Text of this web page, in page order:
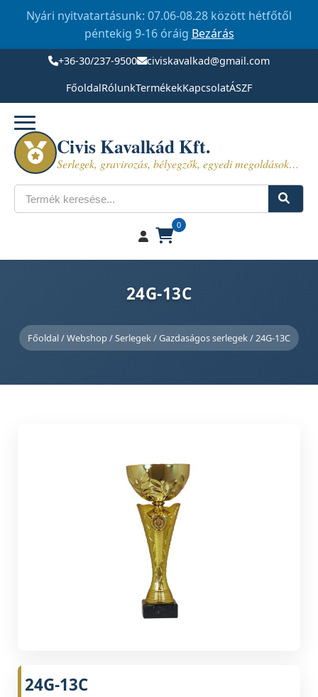
Nyári nyitvatartásunk: 07.06-08.28 között hétfőtől
péntekig 9-16 óráig Bezárás
+36-30/237-9500
civiskavalkad@gmail.com
FőoldalRólunkTermékekKapcsolatÁSZF
Civis Kavalkád Kft.
Serlegek, gravirozás, bélyegzők, egyedi megoldások…
Keresés
0
24G-13C
Főoldal/Webshop /Serlegek/Gazdaságos serlegek/ 24G-13C
24G-13C